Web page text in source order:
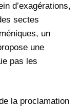
d’exagérations,
sectes
un
une
pas les
la proclamation